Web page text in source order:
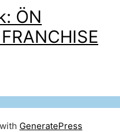
ÖN
GeneratePress